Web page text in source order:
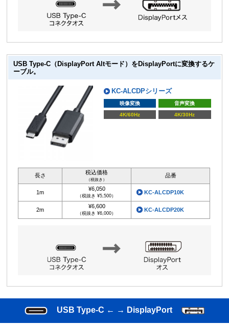
USB Type-C（DisplayPort Altモード）をDisplayPortに変換するケ
ーブル。
KC-ALCDPシリーズ
映像変換
音声変換
4K/60Hz
4K/30Hz
長さ 税込価格
（税抜き）
品番
1m
¥6,050
（税抜き ¥5,500）
KC-ALCDP10K
2m
¥6,600
（税抜き ¥6,000）
KC-ALCDP20K
USB Type-C ← → DisplayPort